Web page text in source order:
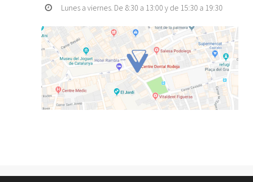
Lunes a viernes. De 8:30 a 13:00 y de 15:30 a 19:30